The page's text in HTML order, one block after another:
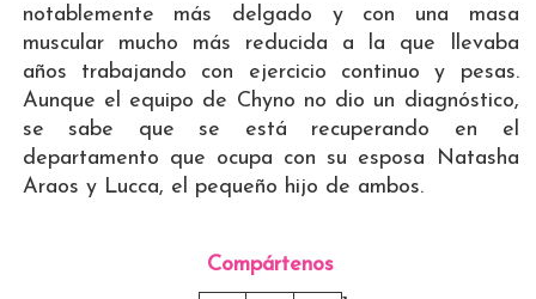
notablemente más delgado y con una masa
muscular mucho más reducida a la que llevaba
años trabajando con ejercicio continuo y pesas.
Aunque el equipo de Chyno no dio un diagnóstico,
se sabe que se está recuperando en el
departamento que ocupa con su esposa Natasha
Araos y Lucca, el pequeño hijo de ambos.
Compártenos